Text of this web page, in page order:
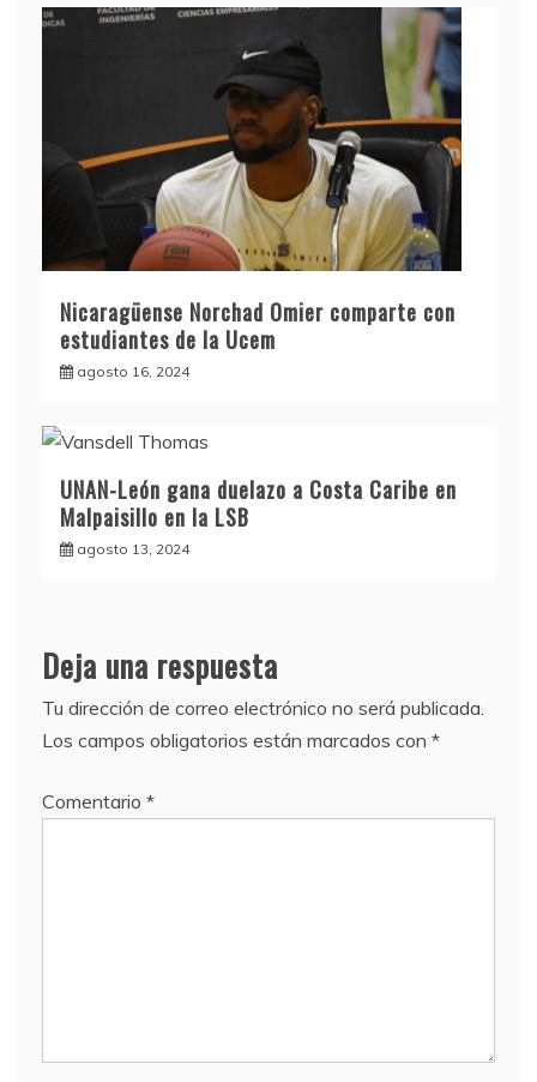
Nicaragüense Norchad Omier comparte con
estudiantes de la Ucem
agosto 16, 2024
UNAN-León gana duelazo a Costa Caribe en
Malpaisillo en la LSB
agosto 13, 2024
Deja una respuesta
Tu dirección de correo electrónico no será publicada.
Los campos obligatorios están marcados con *
Comentario *